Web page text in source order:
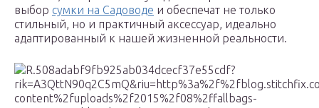
выбор сумки на Садоводе и обеспечат не только
стильный, но и практичный аксессуар, идеально
адаптированный к нашей жизненной реальности.